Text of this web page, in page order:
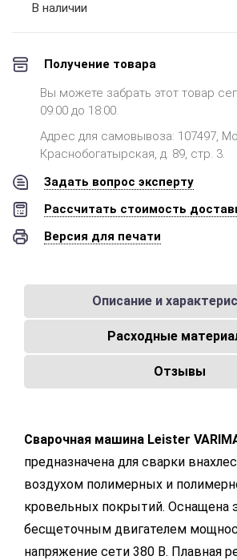
В наличии
Получение товара
Вы можете забрать этот товар
09:00 до 18:00.
Адрес для самовывоза: 107497,
Краснобогатырская, д. 89, стр. 3.
Задать вопрос эксперту
Рассчитать стоимость
Версия для печати
Описание и
Расходные
Отзывы
Сварочная машина Leister
предназначена для сварки
воздухом полимерных и
кровельных покрытий. Оснащена
бесщеточным двигателем
напряжение сети 380 В. Плавная